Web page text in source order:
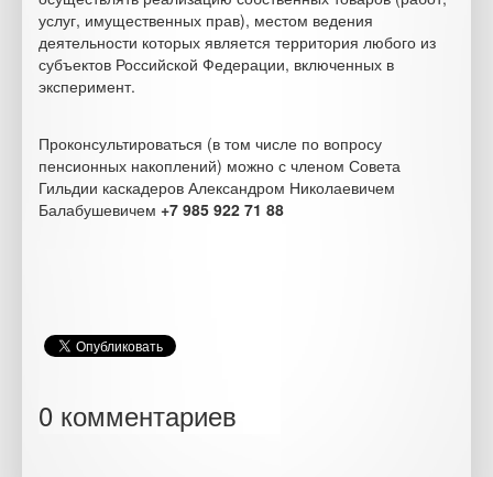
услуг, имущественных прав), местом ведения
деятельности которых является территория любого из
субъектов Российской Федерации, включенных в
эксперимент.
Проконсультироваться (в том числе по вопросу
пенсионных накоплений) можно с членом Совета
Гильдии каскадеров Александром Николаевичем
Балабушевичем +7 985 922 71 88
0 комментариев